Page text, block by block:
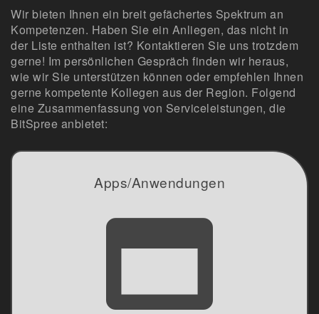
Wir bieten Ihnen ein breit gefächertes Spektrum an
Kompetenzen. Haben Sie ein Anliegen, das nicht in
der Liste enthalten ist? Kontaktieren Sie uns trotzdem
gerne! Im persönlichen Gespräch finden wir heraus,
wie wir Sie unterstützen können oder empfehlen Ihnen
gerne kompetente Kollegen aus der Region. Folgend
eine Zusammenfassung von Serviceleistungen, die
BitSpree anbietet:
Apps/Anwendungen2D/3D Grafik
Video und Audio
Fachanwendungen